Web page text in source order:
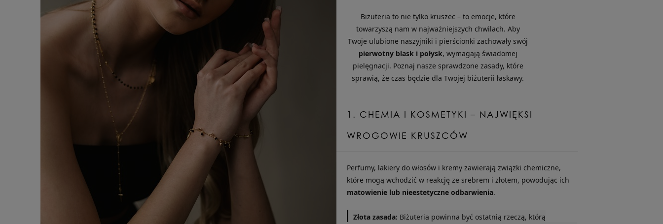
Biżuteria to nie tylko kruszec – to emocje, które
towarzyszą nam w najważniejszych chwilach. Aby
Twoje ulubione naszyjniki i pierścionki zachowały swój
pierwotny blask i połysk, wymagają świadomej
pielęgnacji. Poznaj nasze sprawdzone zasady, które
sprawią, że czas będzie dla Twojej biżuterii łaskawy.
1. CHEMIA I KOSMETYKI – NAJWIĘKSI
WROGOWIE KRUSZCÓW
Perfumy, lakiery do włosów i kremy zawierają związki chemiczne,
które mogą wchodzić w reakcję ze srebrem i złotem, powodując ich
matowienie lub nieestetyczne odbarwienia.
Złota zasada: Biżuteria powinna być ostatnią rzeczą, którą